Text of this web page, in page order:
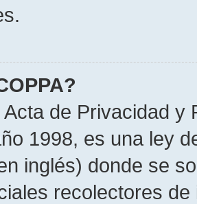
Acta de Privacidad
1998, es una ley
inglés) donde se
recolectores